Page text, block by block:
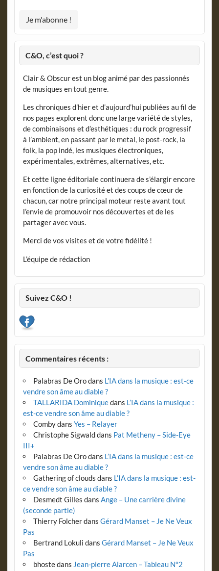
C&O, c’est quoi ?
Clair & Obscur est un blog animé par des passionnés
de musiques en tout genre.
Les chroniques d’hier et d’aujourd’hui publiées au fil de
nos pages explorent donc une large variété de styles,
de combinaisons et d’esthétiques : du rock progressif
à l’ambient, en passant par le metal, le post-rock, la
folk, la pop indé, les musiques électroniques,
expérimentales, extrêmes, alternatives, etc.
Et cette ligne éditoriale continuera de s’élargir encore
en fonction de la curiosité et des coups de cœur de
chacun, car notre principal moteur reste avant tout
l’envie de promouvoir nos découvertes et de les
partager avec vous.
Merci de vos visites et de votre fidélité !
L’équipe de rédaction
Suivez C&O !
Commentaires récents :
Palabras De Orodans L’IA dans la musique : est-ce
vendre son âme au diable ?
TALLARIDA Dominiquedans L’IA dans la musique :
est-ce vendre son âme au diable ?
Combydans Yes – Relayer
Christophe Sigwalddans Pat Metheny – Side-Eye
III+
Palabras De Orodans L’IA dans la musique : est-ce
vendre son âme au diable ?
Gathering of clouds dans L’IA dans la musique : est-
ce vendre son âme au diable ?
Desmedt Gilles dans Ange – Une carrière divine
(seconde partie)
Thierry Folcherdans Gérard Manset – Je Ne Veux
Pas
Bertrand Lokuli dans Gérard Manset – Je Ne Veux
Pas
bhostedans Jean-pierre Alarcen – Tableau N°2